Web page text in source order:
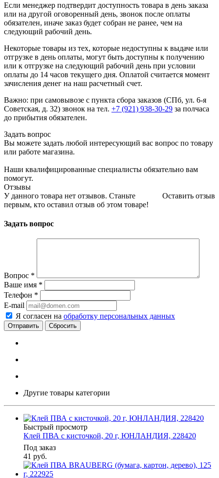
Если менеджер подтвердит доступность товара в день заказа
или на другой оговоренный день, звонок после оплаты
обязателен, иначе заказ будет собран не ранее, чем на
следующий рабочий день.
Некоторые товары из тех, которые недоступны к выдаче или
отгрузке в день оплаты, могут быть доступны к получению
или к отгрузке на следующий рабочий день при условии
оплаты до 14 часов текущего дня. Оплатой считается момент
зачисления денег на наш расчетный счет.
Важно: при самовывозе с пункта сборa заказов (СПб, ул. 6-я
Советская, д. 32) звонок на тел. +7 (921) 938-30-29 за полчаса
до прибытия обязателен.
Задать вопрос
Вы можете задать любой интересующий вас вопрос по товару
или работе магазина.
Наши квалифицированные специалисты обязательно вам
помогут.
Отзывы
Оставить отзыв
У данного товара нет отзывов. Станьте
первым, кто оставил отзыв об этом товаре!
Задать вопрос
Вопрос *
Ваше имя *
Телефон *
E-mail
Я согласен на обработку персональных данных
Сбросить
Другие товары категории
Быстрый просмотр
Клей ПВА с кисточкой, 20 г, ЮНЛАНДИЯ, 228420
Под заказ
41 руб.